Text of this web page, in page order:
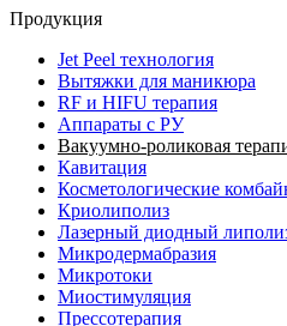
Продукция
Jet Peel технология
Вытяжки для маникюра
RF и HIFU терапия
Аппараты с РУ
Вакуумно-роликовая
Кавитация
Косметологические
Криолиполиз
Лазерный диодный
Микродермабразия
Микротоки
Миостимуляция
Прессотерапия